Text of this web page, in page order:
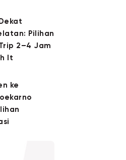
Pilihan
2–4 Jam
It
ke